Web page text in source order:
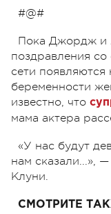
#@#
Пока Джордж и
поздравления
сети
беременности
известно, что
мама актера
«У нас будут
нам сказали...», —
Клуни.
СМОТРИТЕ